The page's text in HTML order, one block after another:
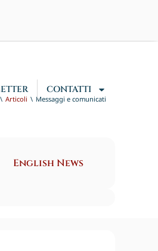
CONTATTI
Articoli Messaggi e comunicati
English News